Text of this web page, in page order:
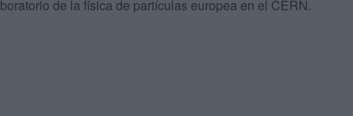
de la física de partículas europea en el CERN.